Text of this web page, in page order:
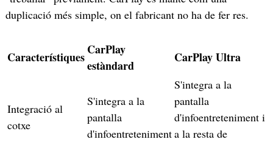
duplicació més simple, on el fabricant no ha de fer res.
CaracterístiquesCarPlay
estàndard
CarPlay Ultra
Integració al
cotxe
S'integra a la
pantalla
d'infoentreteniment
S'integra a la
pantalla
d'infoentreteniment i
a la resta de